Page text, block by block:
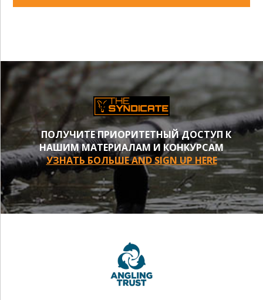
ПОЛУЧИТЕ ПРИОРИТЕТНЫЙ ДОСТУП К
НАШИМ МАТЕРИАЛАМ И КОНКУРСАМ
УЗНАТЬ БОЛЬШЕ AND SIGN UP HERE